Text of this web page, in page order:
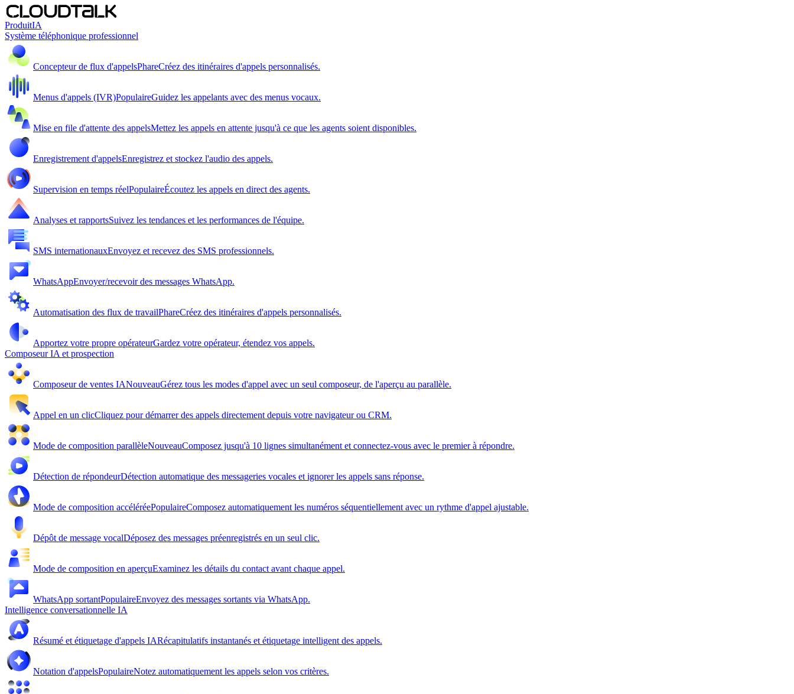
ProduitIA
Système téléphonique professionnel
Concepteur de flux d'appelsPhareCréez des itinéraires d'appels personnalisés.
Menus d'appels (IVR)PopulaireGuidez les appelants avec des menus vocaux.
Mise en file d'attente des appelsMettez les appels en attente jusqu'à ce que les agents soient disponibles.
Enregistrement d'appelsEnregistrez et stockez l'audio des appels.
Supervision en temps réelPopulaireÉcoutez les appels en direct des agents.
Analyses et rapportsSuivez les tendances et les performances de l'équipe.
SMS internationauxEnvoyez et recevez des SMS professionnels.
WhatsAppEnvoyer/recevoir des messages WhatsApp.
Automatisation des flux de travailPhareCréez des itinéraires d'appels personnalisés.
Apportez votre propre opérateurGardez votre opérateur, étendez vos appels.
Composeur IA et prospection
Composeur de ventes IANouveauGérez tous les modes d'appel avec un seul composeur, de l'aperçu au parallèle.
Appel en un clicCliquez pour démarrer des appels directement depuis votre navigateur ou CRM.
Mode de composition parallèleNouveauComposez jusqu'à 10 lignes simultanément et connectez-vous avec le premier à répondre.
Détection de répondeurDétection automatique des messageries vocales et ignorer les appels sans réponse.
Mode de composition accéléréePopulaireComposez automatiquement les numéros séquentiellement avec un rythme d'appel ajustable.
Dépôt de message vocalDéposez des messages préenregistrés en un seul clic.
Mode de composition en aperçuExaminez les détails du contact avant chaque appel.
WhatsApp sortantPopulaireEnvoyez des messages sortants via WhatsApp.
Intelligence conversationnelle IA
Résumé et étiquetage d'appels IARécapitulatifs instantanés et étiquetage intelligent des appels.
Notation d'appelsPopulaireNotez automatiquement les appels selon vos critères.